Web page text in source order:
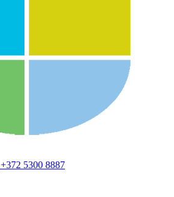
+372 5300 8887